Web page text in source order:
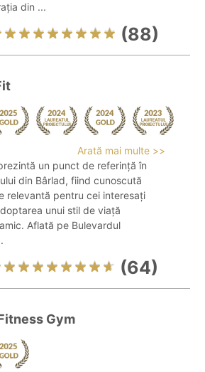
din ...
(88)
Arată mai multe >>
un punct de referință în
din Bârlad, fiind cunoscută
relevantă pentru cei interesați
unui stil de viață
Aflată pe Bulevardul
(64)
Gym